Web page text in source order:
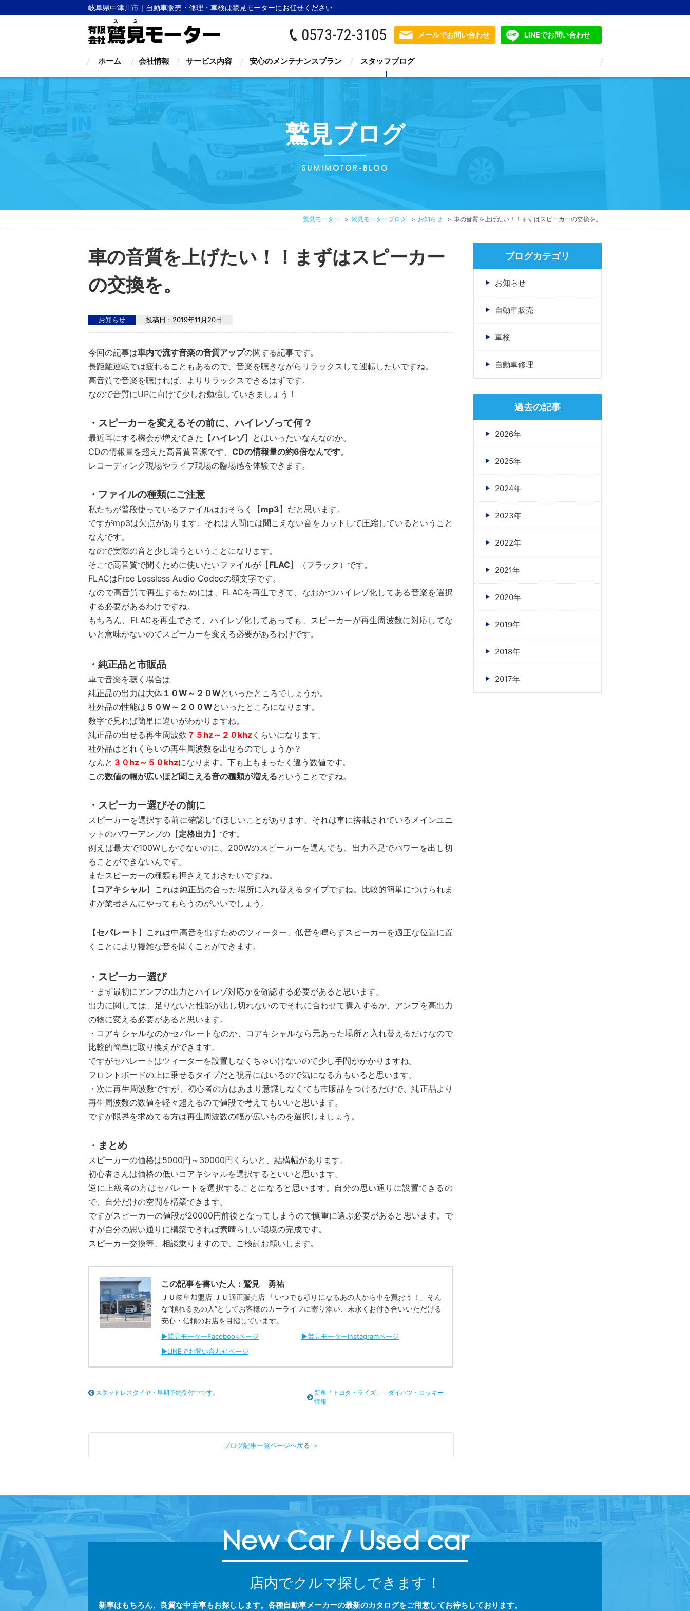
岐阜県中津川市｜自動車販売・修理・車検は鷲見モーターにお任せください
0573-72-3105 メールでお問い合わせ LINEでお問い合わせ
ホーム 会社情報 サービス内容 安心のメンテナンスプラン スタッフブログ
鷲見ブログ
SUMIMOTOR-BLOG
鷲見モーター 鷲見モーターブログ お知らせ 車の音質を上げたい！！まずはスピーカーの交換を。
車の音質を上げたい！！まずはスピーカー
の交換を。
お知らせ 投稿日： 2019年11月20日
今回の記事は車内で流す音楽の音質アップの関する記事です。
長距離運転では疲れることもあるので、音楽を聴きながらリラックスして運転したいですね。
高音質で音楽を聴ければ、よりリラックスできるはずです。
なので音質にUPに向けて少しお勉強していきましょう！
・スピーカーを変えるその前に、ハイレゾって何？
最近耳にする機会が増えてきた【ハイレゾ】とはいったいなんなのか。
CDの情報量を超えた高音質音源です。 CDの情報量の約6倍なんです。
レコーディング現場やライブ現場の臨場感を体験できます。
・ファイルの種類にご注意
私たちが普段使っているファイルはおそらく【mp3】だと思います。
ですがmp3は欠点があります。それは人間には聞こえない音をカットして圧縮しているということ
なんです。
なので実際の音と少し違うということになります。
そこで高音質で聞くために使いたいファイルが【FLAC】（フラック）です。
FLACはFree Lossless Audio Codecの頭文字です。
なので高音質で再生するためには、FLACを再生できて、なおかつハイレゾ化してある音楽を選択
する必要があるわけですね。
もちろん、FLACを再生できて、ハイレゾ化してあっても、スピーカーが再生周波数に対応してな
いと意味がないのでスピーカーを変える必要があるわけです。
・純正品と市販品
車で音楽を聴く場合は
純正品の出力は大体 １０W～２０Wといったところでしょうか。
社外品の性能は ５０W～２００Wといったところになります。
数字で見れば簡単に違いがわかりますね。
純正品の出せる再生周波数 ７５hz～２０khz くらいになります。
社外品はどれくらいの再生周波数を出せるのでしょうか？
なんと ３０hz～５０khzになります。下も上もまったく違う数値です。
この数値の幅が広いほど聞こえる音の種類が増えるということですね。
・スピーカー選びその前に
スピーカーを選択する前に確認してほしいことがあります。それは車に搭載されているメインユニ
ットのパワーアンプの【定格出力】です。
例えば最大で100Wしかでないのに、200Wのスピーカーを選んでも、出力不足でパワーを出し切
ることができないんです。
またスピーカーの種類も押さえておきたいですね。
【 コアキシャル】これは純正品の合った場所に入れ替えるタイプですね。比較的簡単につけられま
すが業者さんにやってもらうのがいいでしょう。
【セパレート 】これは中高音を出すためのツィーター、低音を鳴らすスピーカーを適正な位置に置
くことにより複雑な音を聞くことができます。
・スピーカー選び
・まず最初にアンプの出力とハイレゾ対応かを確認する必要があると思います。
出力に関しては、足りないと性能が出し切れないのでそれに合わせて購入するか、アンプを高出力
の物に変える必要があると思います。
・コアキシャルなのかセパレートなのか、コアキシャルなら元あった場所と入れ替えるだけなので
比較的簡単に取り換えができます。
ですがセパレートはツィーターを設置しなくちゃいけないので少し手間がかかりますね。
フロントボードの上に乗せるタイプだと視界にはいるので気になる方もいると思います。
・次に再生周波数ですが、初心者の方はあまり意識しなくても市販品をつけるだけで、純正品より
再生周波数の数値を軽々超えるので値段で考えてもいいと思います。
ですが限界を求めてる方は再生周波数の幅が広いものを選択しましょう。
・まとめ
スピーカーの価格は5000円～30000円くらいと、結構幅があります。
初心者さんは価格の低いコアキシャルを選択するといいと思います。
逆に上級者の方はセパレートを選択することになると思います。自分の思い通りに設置できるの
で、自分だけの空間を構築できます。
ですがスピーカーの値段が20000円前後となってしまうので慎重に選ぶ必要があると思います。で
すが自分の思い通りに構築できれば素晴らしい環境の完成です。
スピーカー交換等、相談乗りますので、ご検討お願いします。
この記事を書いた人： 鷲見 勇祐
ＪＵ岐阜加盟店 ＪＵ適正販売店 「いつでも頼りになるあの人から車を買おう！」そん
な“頼れるあの人”としてお客様のカーライフに寄り添い、末永くお付き合いいただける
安心・信頼のお店を目指しています。
▶︎鷲見モーターFacebookページ
▶︎鷲見モーターInstagramページ
▶︎LINEでお問い合わせページ
スタッドレスタイヤ・早期予約受付中です。
新車「トヨタ・ライズ」「ダイハツ・ロッキー」
情報
ブログ記事一覧ページへ戻る ＞
ブログカテゴリ
お知らせ
自動車販売
車検
自動車修理
過去の記事
2026年
2025年
2024年
2023年
2022年
2021年
2020年
2019年
2018年
2017年
New Car / Used car
店内でクルマ探しできます！
新車はもちろん、良質な中古車もお探しします。各種自動車メーカーの最新のカタログをご用意してお待ちしております。